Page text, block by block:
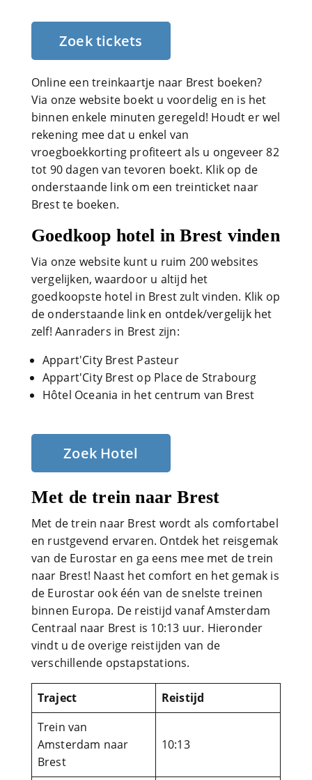
Zoek tickets
Online een treinkaartje naar Brest boeken?
Via onze website boekt u voordelig en is het
binnen enkele minuten geregeld! Houdt er wel
rekening mee dat u enkel van
vroegboekkorting profiteert als u ongeveer 82
tot 90 dagen van tevoren boekt. Klik op de
onderstaande link om een treinticket naar
Brest te boeken.
Goedkoop hotel in Brest vinden
Via onze website kunt u ruim 200 websites
vergelijken, waardoor u altijd het
goedkoopste hotel in Brest zult vinden. Klik op
de onderstaande link en ontdek/vergelijk het
zelf! Aanraders in Brest zijn:
Appart'City Brest Pasteur
Appart'City Brest op Place de Strabourg
Hôtel Oceania in het centrum van Brest
Zoek Hotel
Met de trein naar Brest
Met de trein naar Brest wordt als comfortabel
en rustgevend ervaren. Ontdek het reisgemak
van de Eurostar en ga eens mee met de trein
naar Brest! Naast het comfort en het gemak is
de Eurostar ook één van de snelste treinen
binnen Europa. De reistijd vanaf Amsterdam
Centraal naar Brest is 10:13 uur. Hieronder
vindt u de overige reistijden van de
verschillende opstapstations.
Traject
Reistijd
Trein van
Amsterdam naar
Brest
10:13